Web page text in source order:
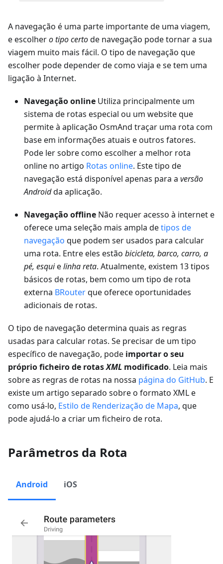
A navegação é uma parte importante de uma viagem,
e escolhero tipo certode navegação pode tornar a sua
viagem muito mais fácil. O tipo de navegação que
escolher pode depender de como viaja e se tem uma
ligação à Internet.
Navegação online Utiliza principalmente um
sistema de rotas especial ou um website que
permite à aplicação OsmAnd traçar uma rota com
base em informações atuais e outros fatores.
Pode ler sobre como escolher a melhor rota
online no artigo Rotas online. Este tipo de
navegação está disponível apenas para a versão
Androidda aplicação.
Navegação offline Não requer acesso à internet e
oferece uma seleção mais ampla detipos de
navegação que podem ser usados para calcular
uma rota. Entre eles estão bicicleta, barco, carro, a
pé, esquielinha reta. Atualmente, existem 13 tipos
básicos de rotas, bem como um tipo de rota
externa BRouterque oferece oportunidades
adicionais de rotas.
O tipo de navegação determina quais as regras
usadas para calcular rotas. Se precisar de um tipo
específico de navegação, pode importar o seu
próprio ficheiro de rotasXML modificado. Leia mais
sobre as regras de rotas na nossa página do GitHub. E
existe um artigo separado sobre o formato XML e
como usá-lo, Estilo de Renderização de Mapa, que
pode ajudá-lo a criar um ficheiro de rota.
Parâmetros da Rota
Android iOS